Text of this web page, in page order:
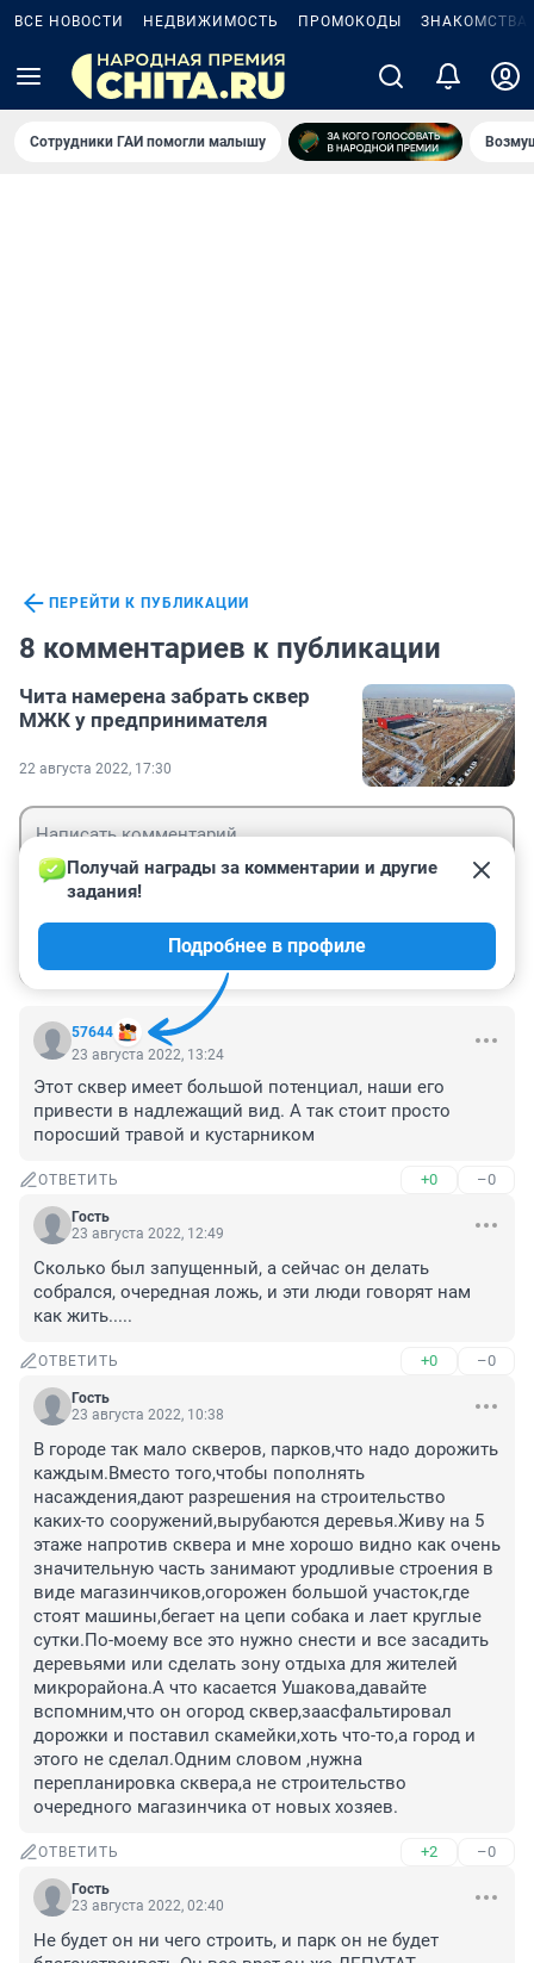
ВСЕ НОВОСТИ НЕДВИЖИМОСТЬ ПРОМОКОДЫ ЗНАКОМСТВА
Сотрудники ГАИ помогли малышу
ПЕРЕЙТИ К ПУБЛИКАЦИИ
8 комментариев к публикации
Чита намерена забрать сквер
МЖК у предпринимателя
22 августа 2022, 17:30
57644
Получай награды за комментарии и другие
задания!
Подробнее в профиле
23 августа 2022, 13:24
Этот сквер имеет большой потенциал, наши его
привести в надлежащий вид. А так стоит просто
поросший травой и кустарником
ОТВЕТИТЬ +0 –0
Гость
23 августа 2022, 12:49
Сколько был запущенный, а сейчас он делать
собрался, очередная ложь, и эти люди говорят нам
как жить.....
ОТВЕТИТЬ +0 –0
Гость
23 августа 2022, 10:38
В городе так мало скверов, парков,что надо дорожить
каждым.Вместо того,чтобы пополнять
насаждения,дают разрешения на строительство
каких-то сооружений,вырубаются деревья.Живу на 5
этаже напротив сквера и мне хорошо видно как очень
значительную часть занимают уродливые строения в
виде магазинчиков,огорожен большой участок,где
стоят машины,бегает на цепи собака и лает круглые
сутки.По-моему все это нужно снести и все засадить
деревьями или сделать зону отдыха для жителей
микрорайона.А что касается Ушакова,давайте
вспомним,что он огород сквер,заасфальтировал
дорожки и поставил скамейки,хоть что-то,а город и
этого не сделал.Одним словом ,нужна
перепланировка сквера,а не строительство
очередного магазинчика от новых хозяев.
ОТВЕТИТЬ +2 –0
Гость
23 августа 2022, 02:40
Не будет он ни чего строить, и парк он не будет